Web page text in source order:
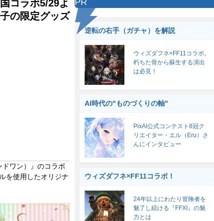
コラボ5/29よ
の限定グッズ
ワン）』のコラボ
を使用したオリジナ
PR
逆転の右手（ガチャ）を解説
ウィズダフネ×FF11コラボ。
朽ちた骨から蘇生する演出
は必見！
AI時代の"ものづくりの軸"
PixAI公式コンテスト8冠ク
リエイター・エル（Eru）さ
んにインタビュー
ウィズダフネ×FF11コラボ！
24年以上にわたり冒険者を
魅了し続ける『FFXI』の魅
力とは